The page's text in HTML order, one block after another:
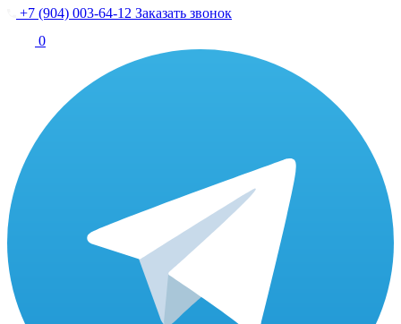
+7 (904) 003-64-12 Заказать звонок
0